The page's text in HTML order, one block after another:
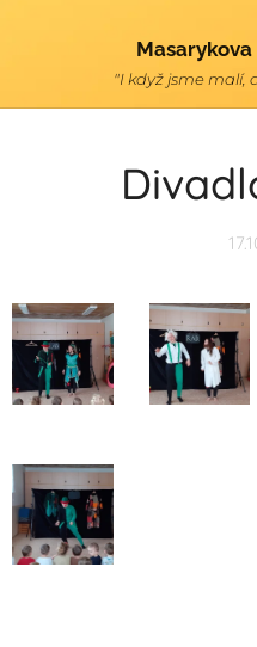
Masarykova
"I když jsme malí,